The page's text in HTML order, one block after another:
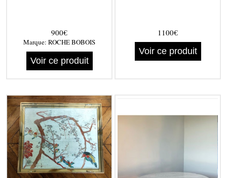
900€
Marque: ROCHE BOBOIS
Voir ce produit
1100€
Voir ce produit